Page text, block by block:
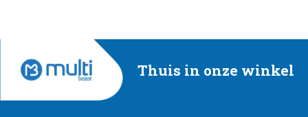
Thuis in onze winkel